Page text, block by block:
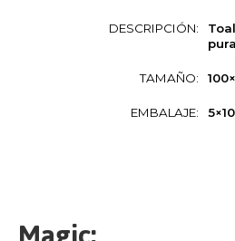
DESCRIPCIÓN:
TAMAÑO:
EMBALAJE: 5×10